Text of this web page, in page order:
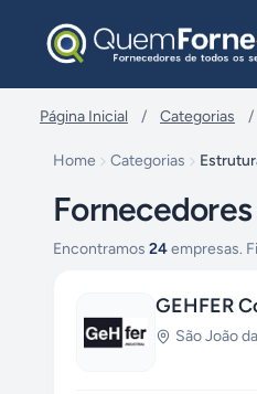
Página Inicial / Categorias /
Home Categorias
Encontramos 24empresas.
GEHFER
São João